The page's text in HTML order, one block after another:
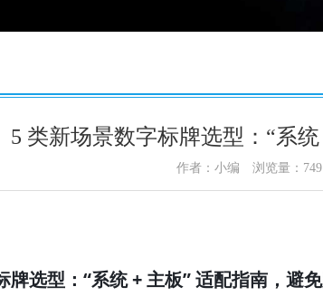
5 类新场景数字标牌选型：“系
作者：小编 浏览量： 749
牌选型：“系统 + 主板” 适配指南，避